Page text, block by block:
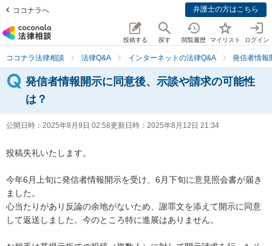
ココナラへ 弁護士の方はこちら
投稿する 探す 閲覧履歴 マイリスト ログイン
ココナラ法律相談 法律Q&A インターネットの法律Q&A 発信者情報
発信者情報開示に同意後、示談や請求の可能性
は？
公開日時： 2025年8月9日 02:58更新日時： 2025年8月12日 21:34
投稿失礼いたします。
今年6月上旬に発信者情報開示を受け、6月下旬に意見照会書が届き
ました。
心当たりがあり反論の余地がないため、謝罪文を添えて開示に同意
して返送しました。今のところ特に進展はありません。